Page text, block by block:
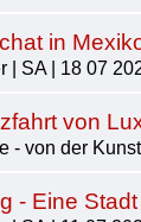
in
| SA | 18 07
von
- von der
- Eine